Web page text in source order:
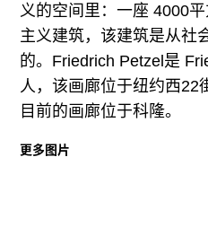
ENGLISH
ART & EDUCATION
广告
订阅
往期内容
义的空间里：一座 4000
主义建筑，该建筑是从社
的。Friedrich Petzel是
人，该画廊位于纽约西22
目前的画廊位于科隆。
更多图片